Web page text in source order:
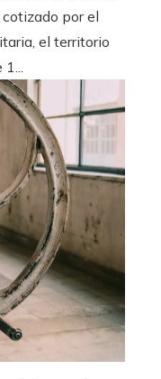
por el
el territorio